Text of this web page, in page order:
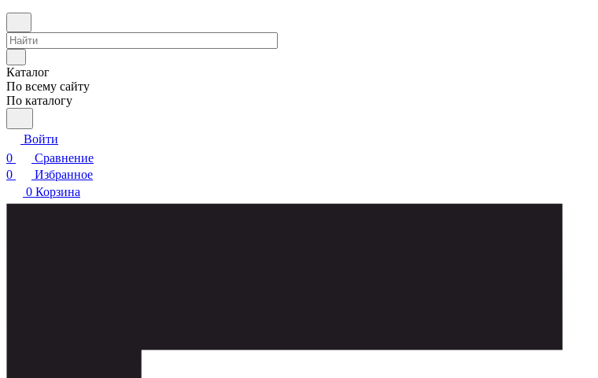
Каталог
По всему сайту
По каталогу
Войти
0
Сравнение
0
Избранное
0 Корзина